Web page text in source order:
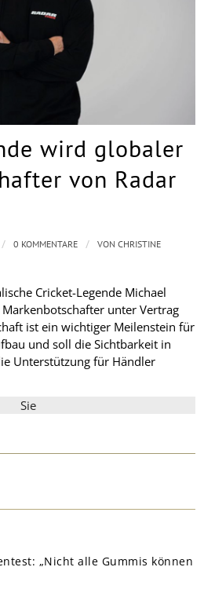
wird globaler
von Radar
Cricket-Legende Michael
unter Vertrag
ist ein wichtiger Meilenstein für
und soll die Sichtbarkeit in
Unterstützung für Händler
Sie
/ 0 KOMMENTARE / VONCHRISTINE
„Nicht alle Gummis können